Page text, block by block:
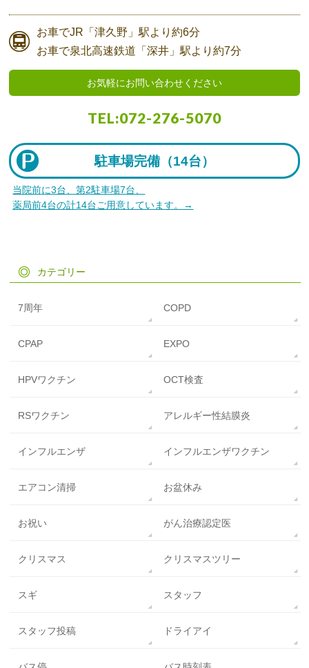
お車でJR「津久野」駅より約6分
お車で泉北高速鉄道「深井」駅より約7分
お気軽にお問い合わせください
TEL:072-276-5070
駐車場完備（14台）
当院前に3台、第2駐車場7台、
薬局前4台の計14台ご用意しています。→
カテゴリー
7周年 COPD
CPAP EXPO
HPVワクチン OCT検査
RSワクチン アレルギー性結膜炎
インフルエンザ インフルエンザワクチン
エアコン清掃 お盆休み
お祝い がん治療認定医
クリスマス クリスマスツリー
スギ スタッフ
スタッフ投稿 ドライアイ